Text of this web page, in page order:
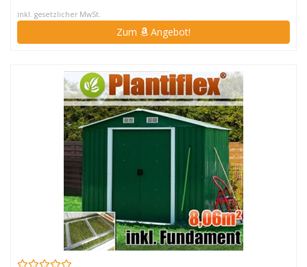
inkl. gesetzlicher MwSt.
Zum Angebot!